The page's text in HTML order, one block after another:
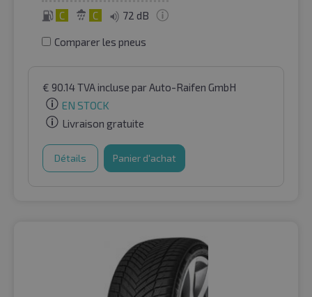
C C 72 dB
Comparer les pneus
€ 90.14TVA incluse par Auto-Raifen GmbH
EN STOCK
Livraison gratuite
Détails Panier d'achat